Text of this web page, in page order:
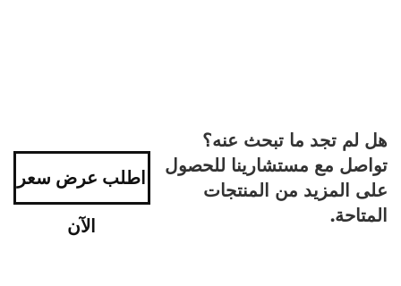
هل لم تجد ما تبحث عنه؟
تواصل مع مستشارينا للحصول
على المزيد من المنتجات
المتاحة.
اطلب عرض سعر
الآن